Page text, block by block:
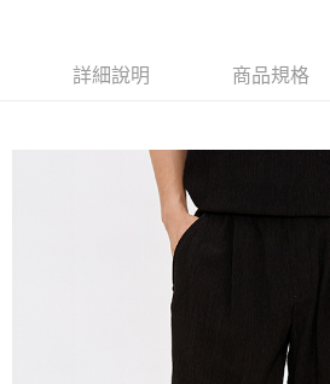
付款後7-11取貨
每筆NT$130，滿NT$1,000(含以上)免運費
詳細說明 商品規格